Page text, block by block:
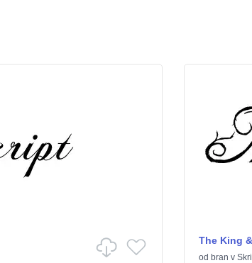
The King
od bran v